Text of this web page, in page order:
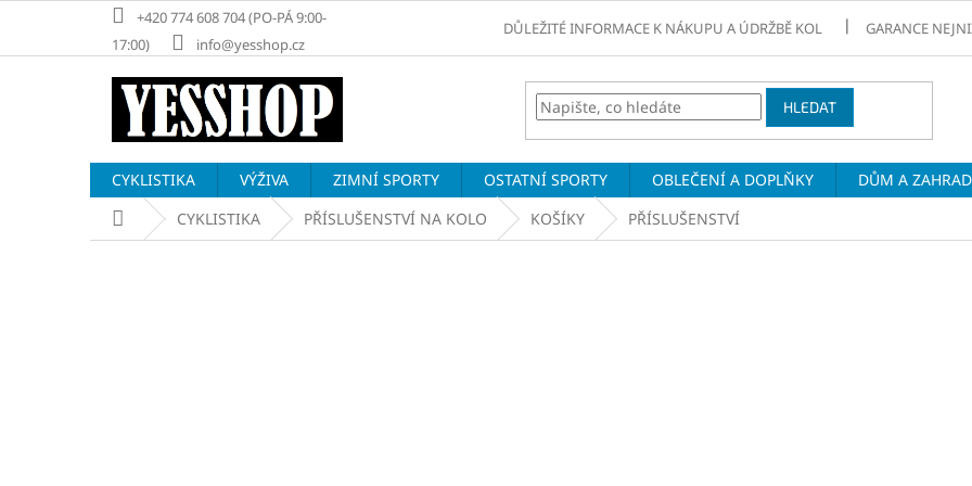
obsah
+420 774 608 704 (PO-PÁ 9:00-
17:00)
info@yesshop.cz
DŮLEŽITÉ INFORMACE K NÁKUPU A ÚDRŽBĚ KOL GARANCE
HLEDAT
CYKLISTIKA VÝŽIVA ZIMNÍ SPORTY OSTATNÍ SPORTY OBLEČENÍ A DOPLŇKY DŮM A
Domů CYKLISTIKA PŘÍSLUŠENSTVÍ NA KOLO KOŠÍKY PŘÍSLUŠENSTVÍ